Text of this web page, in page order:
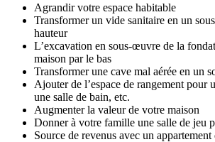
Agrandir votre espace habitable
Transformer un vide sanitaire en un
hauteur
L’excavation en sous-œuvre de la
maison par le bas
Transformer une cave mal aérée en un
Ajouter de l’espace de rangement pour
une salle de bain, etc.
Augmenter la valeur de votre maison
Donner à votre famille une salle de jeu
Source de revenus avec un